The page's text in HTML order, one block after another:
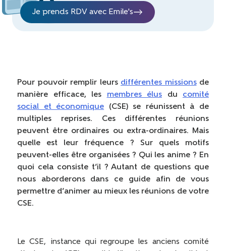
Je prends RDV avec Emile's
Pour pouvoir remplir leurs différentes missionsde
manière efficace, les membres élus du comité
social et économique (CSE) se réunissent à de
multiples reprises. Ces différentes réunions
peuvent être ordinaires ou extra-ordinaires. Mais
quelle est leur fréquence ? Sur quels motifs
peuvent-elles être organisées ? Qui les anime ? En
quoi cela consiste t’il ? Autant de questions que
nous aborderons dans ce guide afin de vous
permettre d’animer au mieux les réunions de votre
CSE.
Le CSE, instance qui regroupe les anciens comité